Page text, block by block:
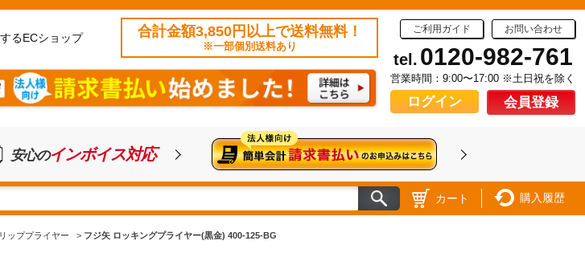
るECショップ 合計金額3,850円以上で送料無料！
※一部個別送料あり
ご利用ガイド お問い合わせ
tel. 0120-982-761
営業時間：9:00〜17:00 ※土日祝を除く
ログイン 会員登録
安心のインボイス対応
カート 購入履歴
ッププライヤー > フジ矢 ロッキングプライヤー(黒金) 400-125-BG